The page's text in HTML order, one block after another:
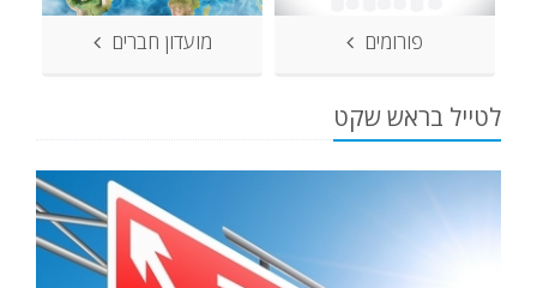
פורומים מועדון חברים
לטייל בראש שקט